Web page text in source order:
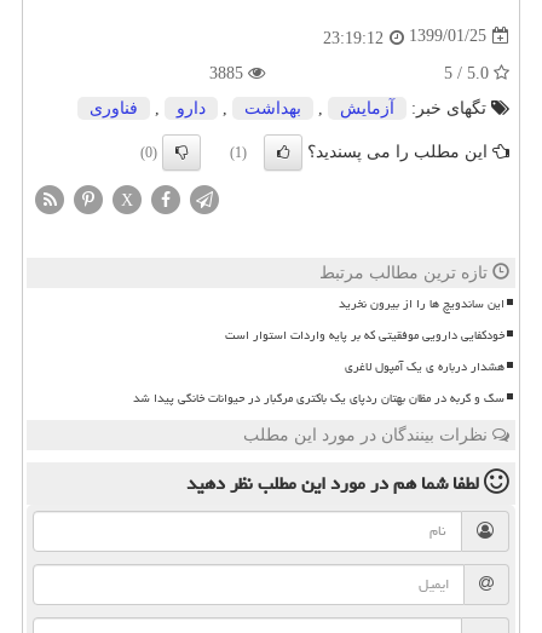
1399/01/25
23:19:12
تگهای خبر:
آزمایش بهداشت دارو فناوری
این مطلب را می پسندید؟ (1)
(0)
X
تازه ترین مطالب مرتبط
این ساندویچ ها را از بیرون نخرید
خودکفایی دارویی موفقیتی که بر پایه واردات استوار است
هشدار درباره ی یک آمپول لاغری
سگ و گربه در مظان بهتان ردپای یک باکتری مرگبار در حیوانات خانگی پیدا شد
نظرات بینندگان در مورد این مطلب
لطفا شما همدر مورد این مطلبنظر دهید